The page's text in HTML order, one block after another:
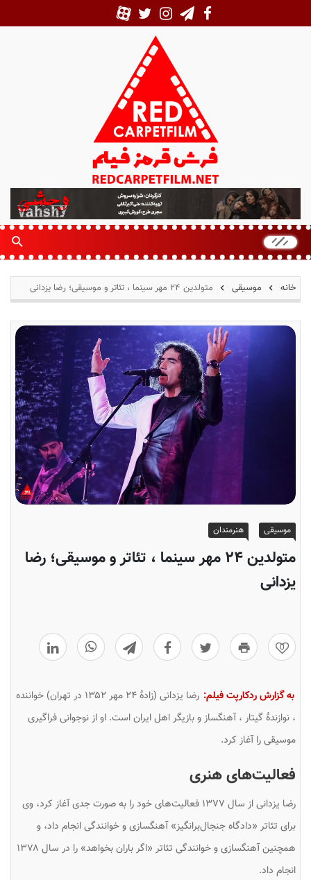
ر
ش
ر
م
ز
خانه موسیقی متولدین ۲۴ مهر سینما ، تئاتر و موسیقی؛ رضا یزدانی
موسیقی هنرمندان
متولدین ۲۴ مهر سینما ، تئاتر و موسیقی؛ رضا
یزدانی
0
به گزارش ردکارپت فیلم:
رضا یزدانی (زادهٔ ‎۲۴ مهر ۱۳۵۲ در تهران) خواننده
، نوازندهٔ گیتار ، آهنگساز و بازیگر اهل ایران است. او از نوجوانی فراگیری
موسیقی را آغاز کرد.
فعالیت‌های هنری
رضا یزدانی از سال ۱۳۷۷ فعالیت‌های خود را به صورت جدی آغاز کرد، وی
برای تئاتر «دادگاه جنجال‌برانگیز» آهنگسازی و خوانندگی انجام داد، و
همچنین آهنگسازی و خوانندگی تئاتر «اگر باران بخواهد» را در سال ۱۳۷۸
انجام داد.